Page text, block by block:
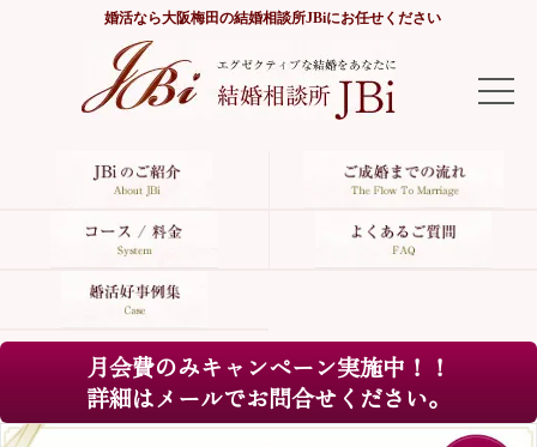
婚活なら大阪梅田の結婚相談所JBiにお任せください
TOP
よくあるご質問
月会費のみキャンペーン実施中！！
詳細はメールでお問合せください。